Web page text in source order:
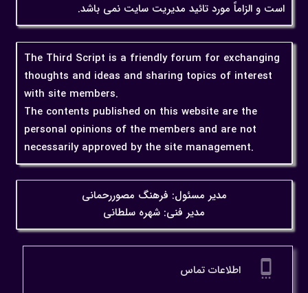
است و الزاماً مورد تائید مدیریت سایت نمی باشد.
The Third Script is a friendly forum for exchanging
thoughts and ideas and sharing topics of interest
with site members.
The contents published on this website are the
personal opinions of the members and are not
necessarily approved by the site management.
مدیر مسئول: فرهنگ مصوررحمانی
مدیر فنی: شهره سلطانی
settings_cell اطلاعات تماس